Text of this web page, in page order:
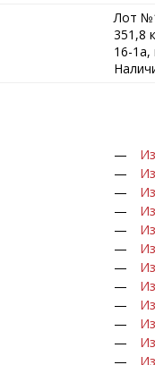
Лот
351,8
16-